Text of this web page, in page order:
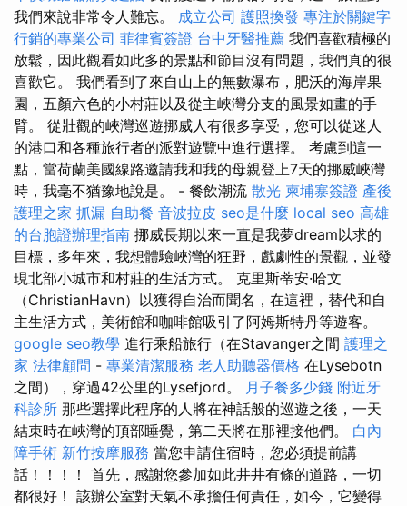
我們來說非常令人難忘。 成立公司 護照換發 專注於關鍵字
行銷的專業公司 菲律賓簽證 台中牙醫推薦 我們喜歡積極的
放鬆，因此觀看如此多的景點和節目沒有問題，我們真的很
喜歡它。 我們看到了來自山上的無數瀑布，肥沃的海岸果
園，五顏六色的小村莊以及從主峽灣分支的風景如畫的手
臂。 從壯觀的峽灣巡遊挪威人有很多享受，您可以從迷人
的港口和各種旅行者的派對遊覽中進行選擇。 考慮到這一
點，當荷蘭美國線路邀請我和我的母親登上7天的挪威峽灣
時，我毫不猶豫地說是。 - 餐飲潮流 散光 柬埔寨簽證 產後
護理之家 抓漏 自助餐 音波拉皮 seo是什麼 local seo 高雄
的台胞證辦理指南 挪威長期以來一直是我夢dream以求的
目標，多年來，我想體驗峽灣的狂野，戲劇性的景觀，並發
現北部小城市和村莊的生活方式。 克里斯蒂安·哈文
（ChristianHavn）以獲得自治而聞名，在這裡，替代和自
主生活方式，美術館和咖啡館吸引了阿姆斯特丹等遊客。
google seo教學 進行乘船旅行（在Stavanger之間 護理之
家 法律顧問 - 專業清潔服務 老人助聽器價格 在Lysebotn
之間），穿過42公里的Lysefjord。 月子餐多少錢 附近牙
科診所 那些選擇此程序的人將在神話般的巡遊之後，一天
結束時在峽灣的頂部睡覺，第二天將在那裡接他們。 白內
障手術 新竹按摩服務 當您申請住宿時，您必須提前講
話！！！！ 首先，感謝您參加如此井井有條的道路，一切
都很好！ 該辦公室對天氣不承擔任何責任，如今，它變得